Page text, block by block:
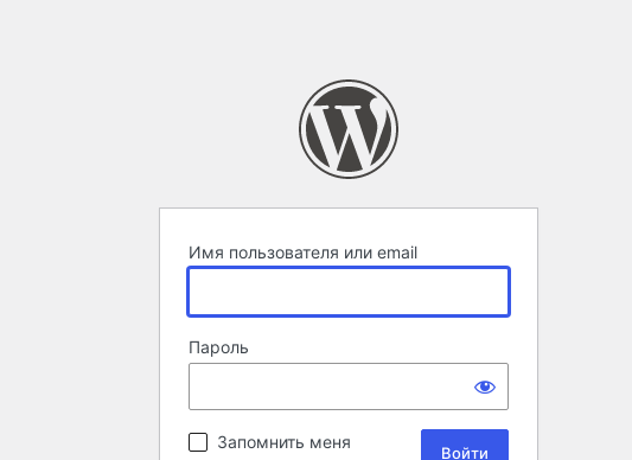
Имя пользователя или email
Пароль
Запомнить меня